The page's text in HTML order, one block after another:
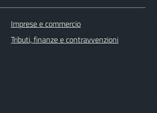
Imprese e commercio
Tributi, finanze e contravvenzioni